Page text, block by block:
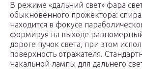
В режиме «дальний свет» фара
обыкновенного прожектора:
находится в фокусе
формируя на выходе
дороге пучок света, при этом
поверхность отражателя.
накальной лампы для дальнего